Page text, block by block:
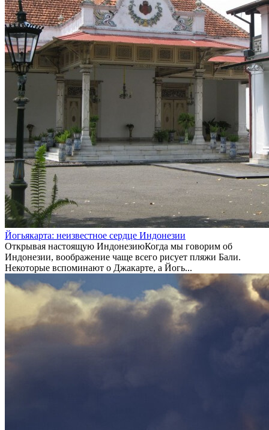
Йогьякарта: неизвестное сердце Индонезии
Открывая настоящую ИндонезиюКогда мы говорим об
Индонезии, воображение чаще всего рисует пляжи Бали.
Некоторые вспоминают о Джакарте, а Йогь...